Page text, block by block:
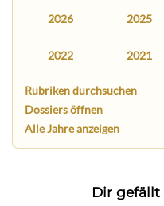
2026 2025
2022 2021
Rubriken durchsuchen
Dossiers öffnen
Alle Jahre anzeigen
Dir